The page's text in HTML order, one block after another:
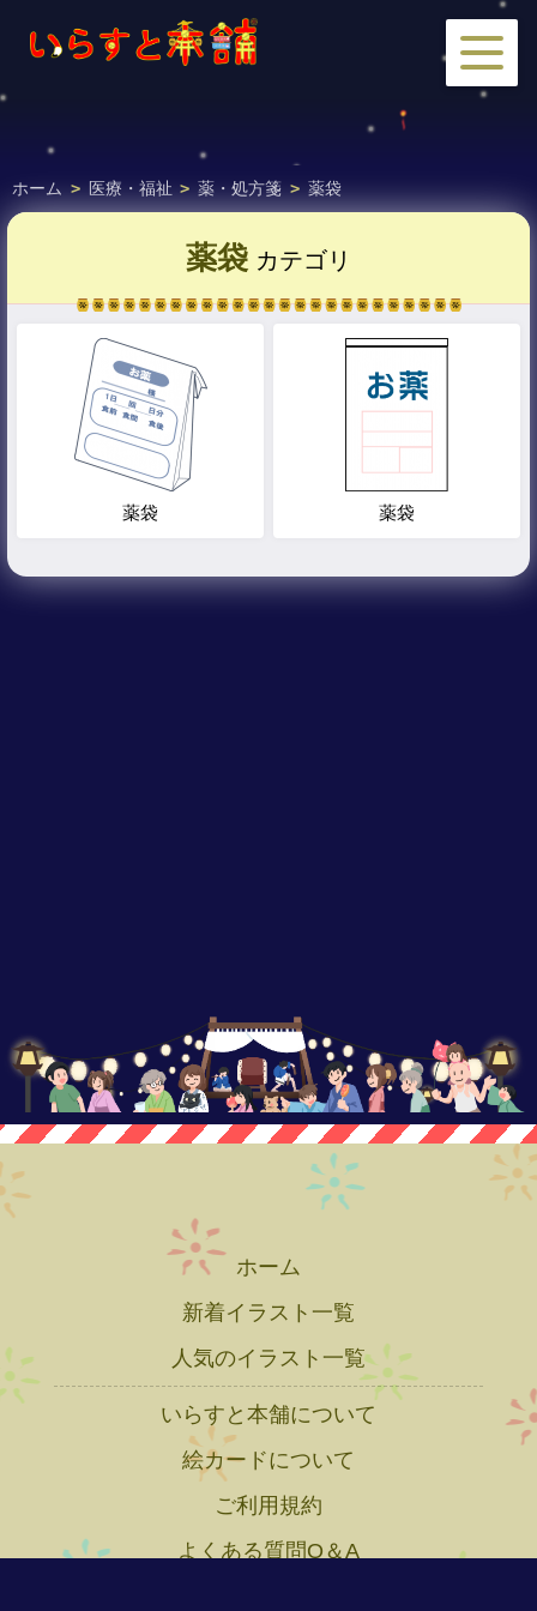
ホーム > 医療・福祉 > 薬・処方箋 > 薬袋
薬袋 カテゴリ
薬袋 薬袋
ホーム
新着イラスト一覧
人気のイラスト一覧
いらすと本舗について
絵カードについて
ご利用規約
よくある質問Q＆A